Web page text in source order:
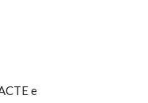
e